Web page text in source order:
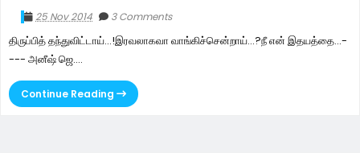
25 Nov 2014 3 Comments
திருப்பித் தந்துவிட்டாய்...!இரவலாகவா வாங்கிச்சென்றாய்...?நீ என் இதயத்தை...-
--- அனீஷ் ஜெ....
Continue Reading